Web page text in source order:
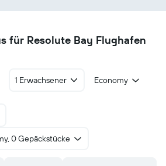
für Resolute Bay Flughafen
1 Erwachsener
Economy
0 Gepäckstücke